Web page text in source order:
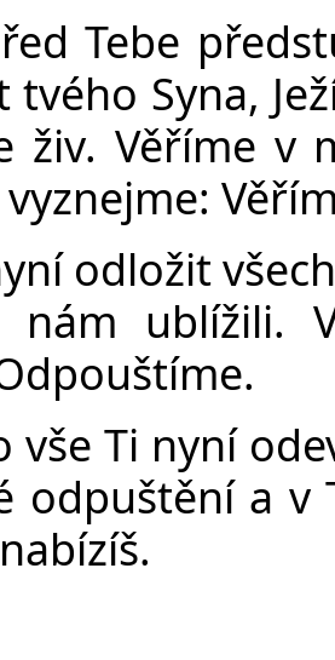
Tebe
Syna,
živ. Věříme v
odložit
ublížili.
vše Ti nyní
odpuštění a v